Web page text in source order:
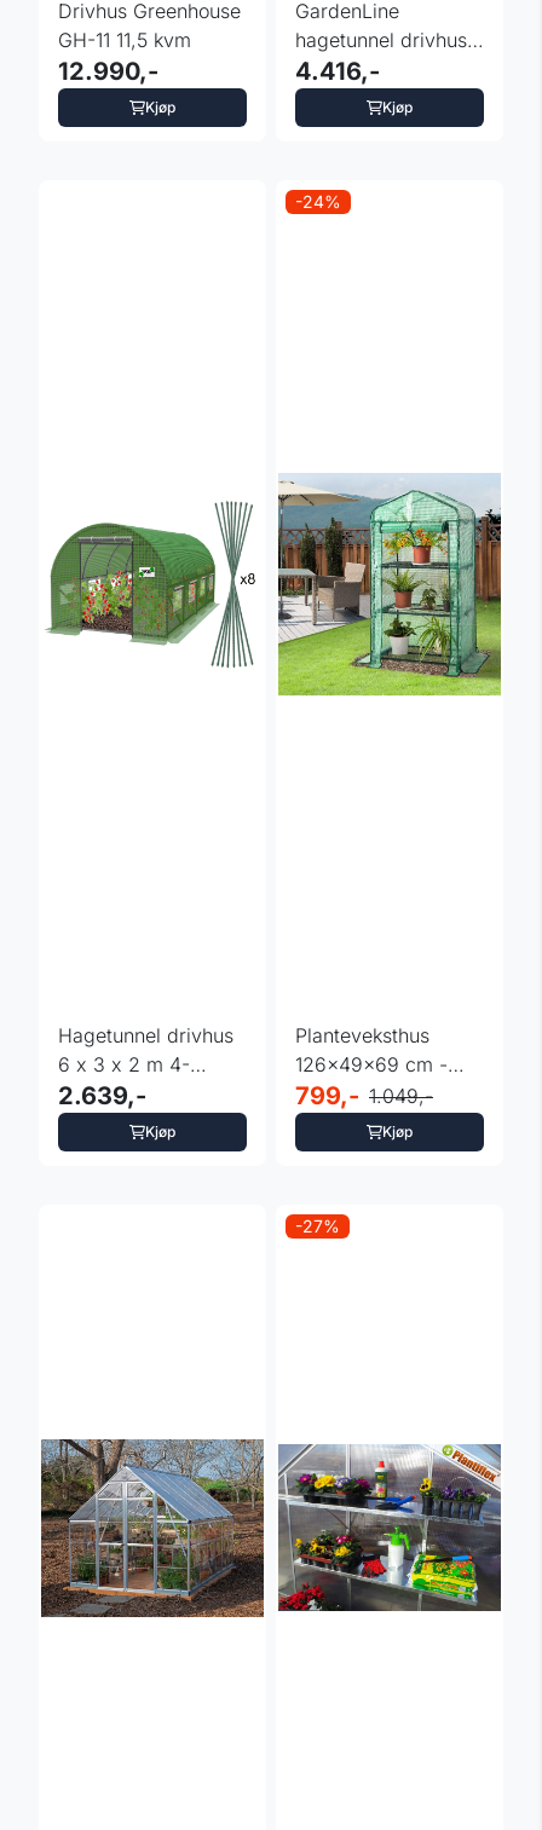
Drivhus Greenhouse
GH-11 11,5 kvm
12.990,-
Kjøp
GardenLine
hagetunnel drivhus -
8x4x2 m UV4
4.416,-
Kjøp
Hagetunnel drivhus
6 x 3 x 2 m 4-
seksjons grønn
2.639,-
Kjøp
-24%
Planteveksthus
126x49x69 cm -
kompakt drivhus
799,- 1.049,-
Kjøp
-27%